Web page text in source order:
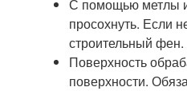
С помощью метлы
просохнуть. Если
строительный фен.
Поверхность
поверхности.